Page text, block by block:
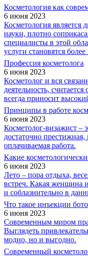
Косметология как
6 июня 2023
Косметология является
науки, плотно
специалисты в этой
услуги становятся
Профессия косметолога
6 июня 2023
Косметолог и вся
деятельность,
всегда приносит
Принципы в работе
6 июня 2023
Косметолог-визажист –
достаточно
оплачиваемая работа.
Какие
6 июня 2023
Лето – пора отдыха,
встреч. Какая женщина
и соблазнительно в
Что такое инъекции
6 июня 2023
Современным миром
Выглядеть
модно, но и выгодно.
Современный